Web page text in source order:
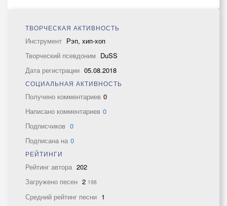
ТВОРЧЕСКАЯ АКТИВНОСТЬ
Инструмент Рэп, хип-хоп
Творческий псевдоним DuSS
Дата регистрации 05.08.2018
СОЦИАЛЬНАЯ АКТИВНОСТЬ
Получено комментариев 0
Написано комментариев 0
Подписчиков 0
Подписана на 0
РЕЙТИНГИ
Рейтинг автора 202
Загружено песен 2 198
Средний рейтинг песни 1